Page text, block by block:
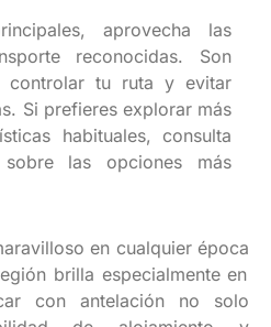
, aprovecha las
reconocidas. Son
controlar tu ruta y evitar
. Si prefieres explorar más
habituales, consulta
sobrelas opciones
más
en cualquier época
brilla especialmente en
con antelación no solo